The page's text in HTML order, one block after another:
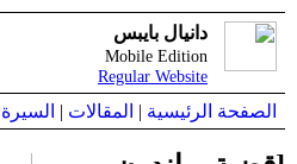
دانيال بايبس
Mobile Edition
Regular Website
الصفحة الرئيسية | المقالات | السيرة